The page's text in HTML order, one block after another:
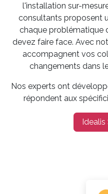
l'installation sur-
consultants proposent
chaque problématique
devez faire face. Avec
accompagnent vos
changements dans
Nos experts ont
répondent aux
Idealis